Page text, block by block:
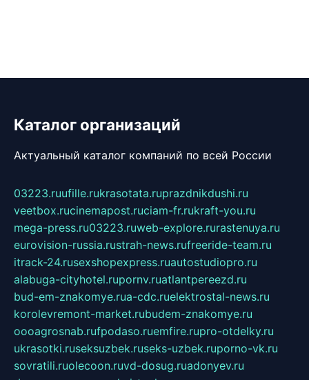
Каталог организаций
Актуальный каталог компаний по всей России
03223.ruufille.rukrasotata.ruprazdnikdushi.ru
veetbox.rucinemapost.ruciam-fr.rukraft-you.ru
mega-press.ru03223.ruweb-explore.rurastenuya.ru
eurovision-russia.rustrah-news.rufreeride-team.ru
itrack-24.rusexshopexpress.ruautostudiopro.ru
alabuga-cityhotel.rupornv.ruatlantpereezd.ru
bud-em-znakomye.rua-cdc.ruelektrostal-news.ru
korolevremont-market.rubudem-znakomye.ru
oooagrosnab.rufpodaso.ruemfire.rupro-otdelky.ru
ukrasotki.ruseksuzbek.ruseks-uzbek.ruporno-vk.ru
sovratili.ruolecoon.ruvd-dosug.ruadonyev.ru